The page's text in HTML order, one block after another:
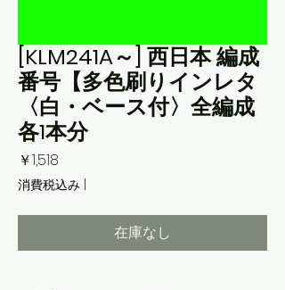
[KLM241A～] 西日本 編成
番号【多色刷りインレタ
〈白・ベース付〉全編成
各1本分
￥1,518
格
消費税込み
在庫なし